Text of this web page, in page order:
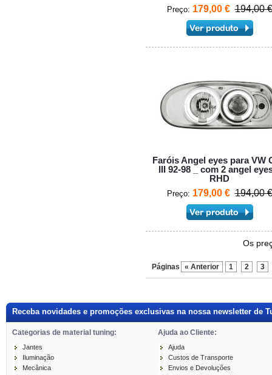
Preço: 179,00 € 194,00 €
Faróis Angel eyes para VW
III 92-98 _ com 2 angel
RHD
Preço: 179,00 € 194,00 €
Os
Páginas « Anterior 1 2 3
Receba novidades e promoções exclusivas na nossa newsletter de
Categorias de material tuning: Ajuda ao Cliente:
Jantes
Iluminação
Mecânica
Ajuda
Custos de Transporte
Envios e Devoluções